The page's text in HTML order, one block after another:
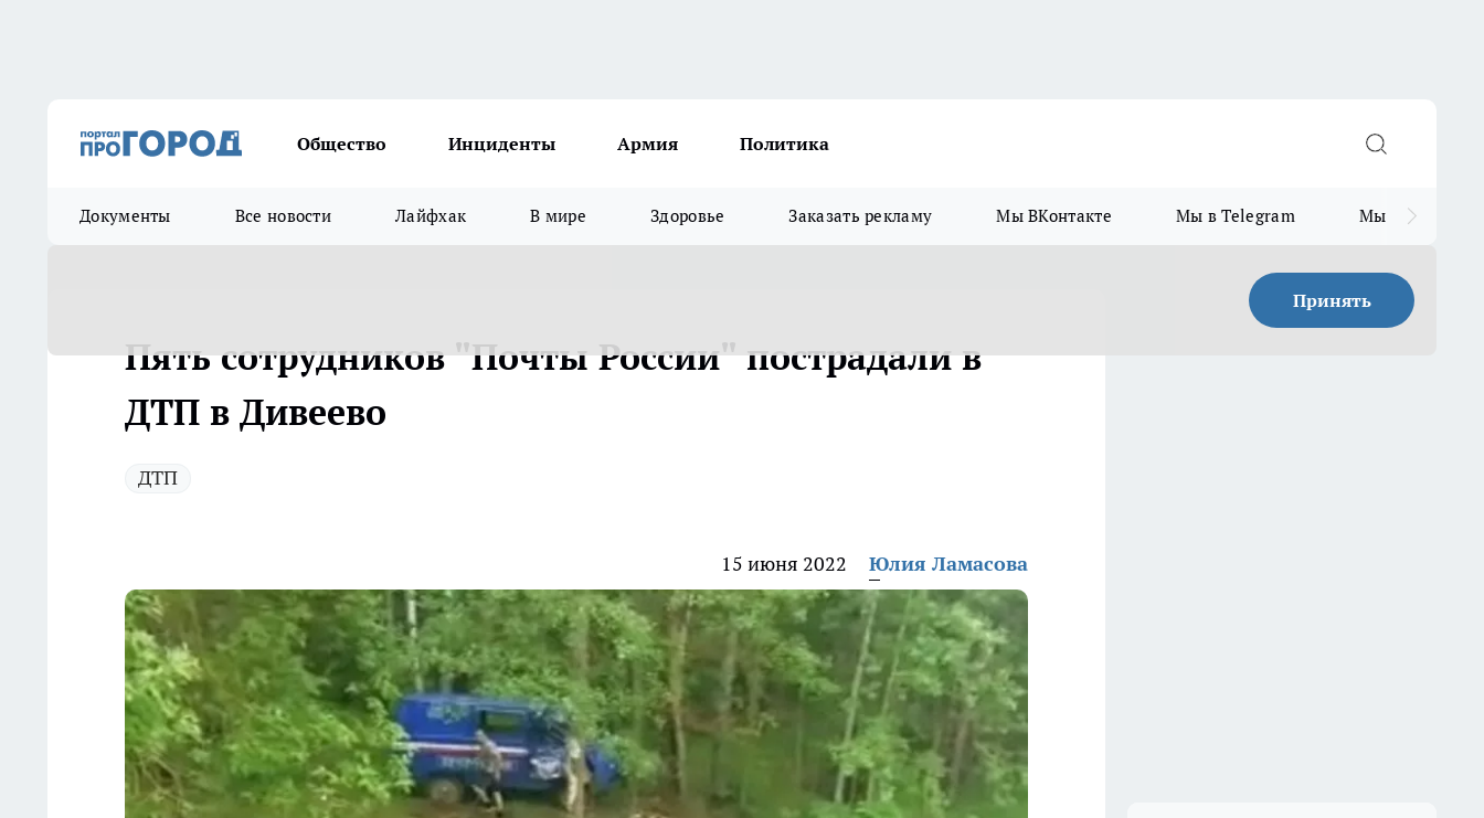
Общество Инциденты Армия Политика
Документы Все новости Лайфхак В мире Здоровье Заказать рекламу Мы ВКонтакте Мы в Telegram Мы в MAX
Принять
Пять сотрудников "Почты России" пострадали в
ДТП в Дивеево
ДТП
15 июня 2022 Юлия Ламасова